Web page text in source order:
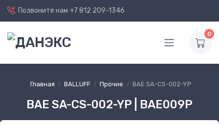
Позвоните нам +7 812 209-1346
0
Главная BALLUFF Прочие BAE SA-CS-002-YP
BAE SA-CS-002-YP | BAE009P